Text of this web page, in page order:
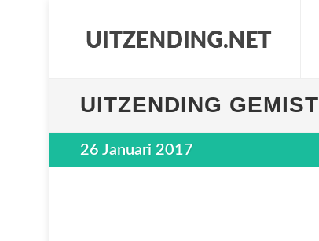
UITZENDING GEMIST
26 Januari 2017